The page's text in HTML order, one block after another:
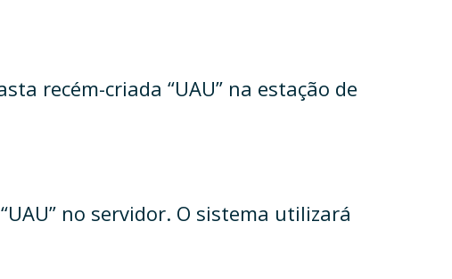
recém-criada “UAU” na estação de
no servidor. O sistema utilizará